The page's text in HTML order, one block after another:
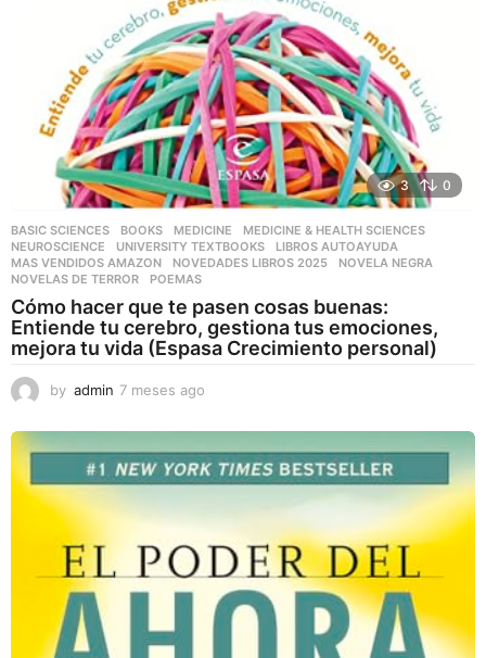
3 0
BASIC SCIENCES ,BOOKS ,MEDICINE ,MEDICINE & HEALTH SCIENCES
NEUROSCIENCE
,UNIVERSITY TEXTBOOKS LIBROS AUTOAYUDA
MAS VENDIDOS AMAZON
,NOVEDADES LIBROS 2025 ,NOVELA NEGRA
NOVELAS DE TERROR
,POEMAS
Cómo hacer que te pasen cosas buenas:
Entiende tu cerebro, gestiona tus emociones,
mejora tu vida (Espasa Crecimiento personal)
by admin 7 meses ago
e
s
e